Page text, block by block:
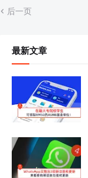
后一页
最新文章